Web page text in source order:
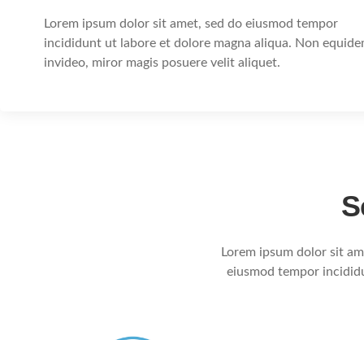
Lorem ipsum dolor sit amet, sed do eiusmod tempor
incididunt ut labore et dolore magna aliqua. Non
invideo, miror magis posuere velit aliquet.
Lorem ipsum dolor sit
eiusmod tempor